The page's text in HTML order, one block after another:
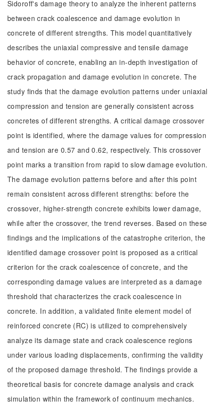
Sidoroff's damage theory to analyze the inherent patterns
between crack coalescence and damage evolution in
concrete of different strengths. This model quantitatively
describes the uniaxial compressive and tensile damage
behavior of concrete, enabling an in-depth investigation of
crack propagation and damage evolution in concrete. The
study finds that the damage evolution patterns under uniaxial
compression and tension are generally consistent across
concretes of different strengths. A critical damage crossover
point is identified, where the damage values for compression
and tension are 0.57 and 0.62, respectively. This crossover
point marks a transition from rapid to slow damage evolution.
The damage evolution patterns before and after this point
remain consistent across different strengths: before the
crossover, higher-strength concrete exhibits lower damage,
while after the crossover, the trend reverses. Based on these
findings and the implications of the catastrophe criterion, the
identified damage crossover point is proposed as a critical
criterion for the crack coalescence of concrete, and the
corresponding damage values are interpreted as a damage
threshold that characterizes the crack coalescence in
concrete. In addition, a validated finite element model of
reinforced concrete (RC) is utilized to comprehensively
analyze its damage state and crack coalescence regions
under various loading displacements, confirming the validity
of the proposed damage threshold. The findings provide a
theoretical basis for concrete damage analysis and crack
simulation within the framework of continuum mechanics.